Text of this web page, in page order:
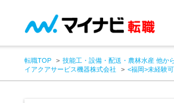
転職TOP
技能工・設備・配送・農林水産 他か
イアクアサービス機器株式会社
<福岡>未経験